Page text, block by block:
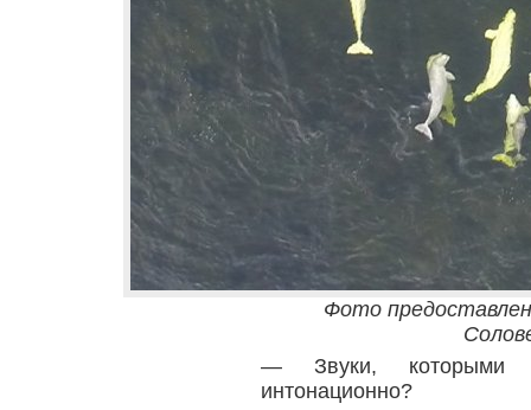
Фото
— Звуки, которыми
интонационно?